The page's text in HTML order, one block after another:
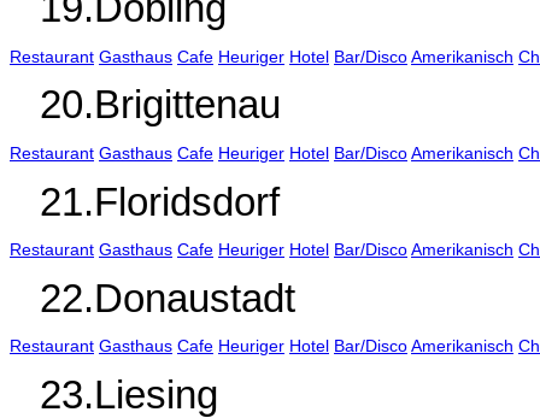
Restaurant Gasthaus Cafe Heuriger Hotel Bar/Disco Amerikanisch
20.Brigittenau
Restaurant Gasthaus Cafe Heuriger Hotel Bar/Disco Amerikanisch
21.Floridsdorf
Restaurant Gasthaus Cafe Heuriger Hotel Bar/Disco Amerikanisch
22.Donaustadt
Restaurant Gasthaus Cafe Heuriger Hotel Bar/Disco Amerikanisch
23.Liesing